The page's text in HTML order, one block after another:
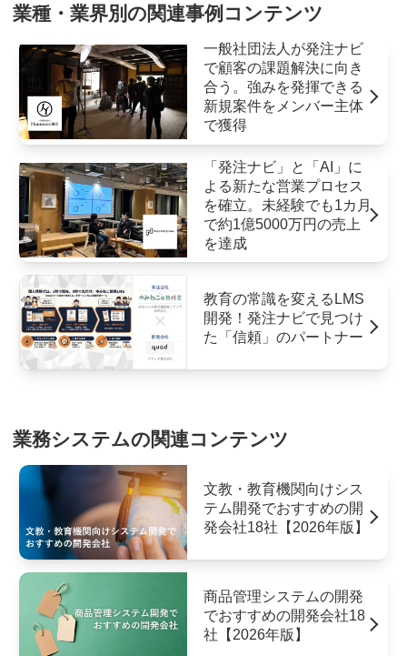
業種・業界別の関連事例コンテンツ
一般社団法人が発注ナビ
で顧客の課題解決に向き
合う。強みを発揮できる
新規案件をメンバー主体
で獲得
「発注ナビ」と「AI」に
よる新たな営業プロセス
を確立。未経験でも1カ月
で約1億5000万円の売上
を達成
教育の常識を変えるLMS
開発！発注ナビで見つけ
た「信頼」のパートナー
業務システムの関連コンテンツ
文教・教育機関向けシス
テム開発でおすすめの開
発会社18社【2026年版】
商品管理システムの開発
でおすすめの開発会社18
社【2026年版】